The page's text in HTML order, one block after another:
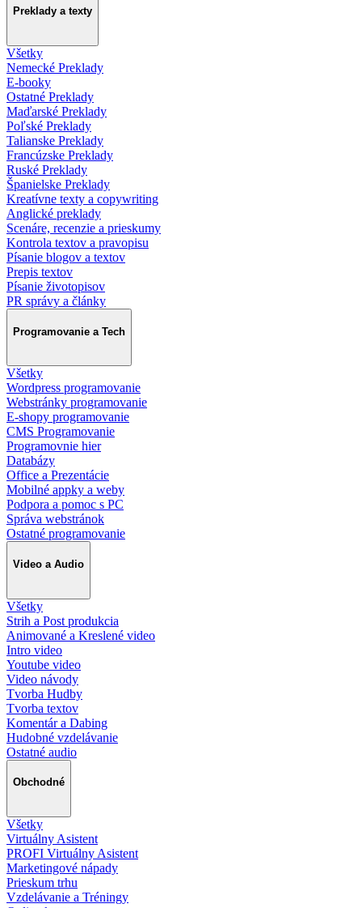
Preklady a texty
Všetky
Nemecké Preklady
E-booky
Ostatné Preklady
Maďarské Preklady
Poľské Preklady
Talianske Preklady
Francúzske Preklady
Ruské Preklady
Španielske Preklady
Kreatívne texty a copywriting
Anglické preklady
Scenáre, recenzie a prieskumy
Kontrola textov a pravopisu
Písanie blogov a textov
Prepis textov
Písanie životopisov
PR správy a články
Programovanie a Tech
Všetky
Wordpress programovanie
Webstránky programovanie
E-shopy programovanie
CMS Programovanie
Programovnie hier
Databázy
Office a Prezentácie
Mobilné appky a weby
Podpora a pomoc s PC
Správa webstránok
Ostatné programovanie
Video a Audio
Všetky
Strih a Post produkcia
Animované a Kreslené video
Intro video
Youtube video
Video návody
Tvorba Hudby
Tvorba textov
Komentár a Dabing
Hudobné vzdelávanie
Ostatné audio
Obchodné
Všetky
Virtuálny Asistent
PROFI Virtuálny Asistent
Marketingové nápady
Prieskum trhu
Vzdelávanie a Tréningy